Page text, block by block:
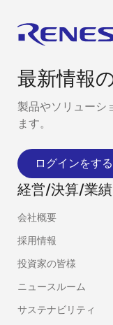
最新情報
製品やソリューシ
ます。
ログインをする
経営/決算/業績
会社概要
採用情報
投資家の皆様
ニュースルーム
サステナビリティ